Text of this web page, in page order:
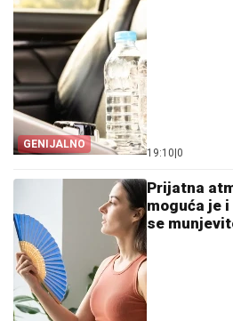
GENIJALNO
19:10 0
Prijatna
moguća je
se